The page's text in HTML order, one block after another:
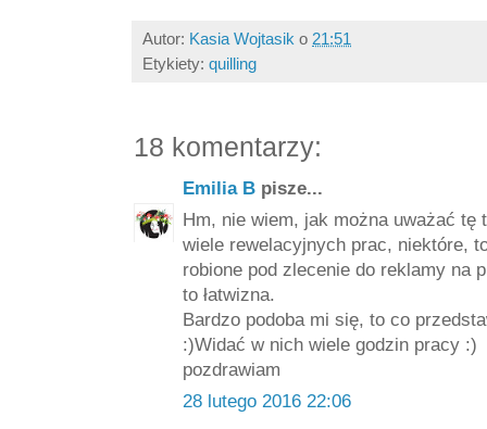
Autor: Kasia Wojtasik o 21:51
Etykiety: quilling
18 komentarzy:
Emilia B pisze...
Hm, nie wiem, jak można uważać tę
wiele rewelacyjnych prac, niektóre,
robione pod zlecenie do reklamy na
to łatwizna.
Bardzo podoba mi się, to co
:)Widać w nich wiele godzin pracy :)
pozdrawiam
28 lutego 2016 22:06